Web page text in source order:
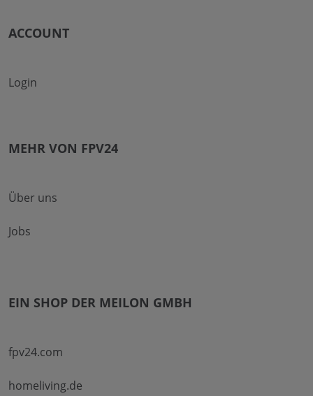
ACCOUNT
Login
MEHR VON FPV24
Über uns
Jobs
EIN SHOP DER MEILON GMBH
fpv24.com
homeliving.de